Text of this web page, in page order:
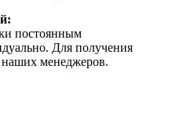
постоянным
Для получения
наших менеджеров.